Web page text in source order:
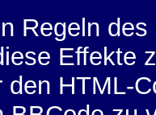
Regeln
Effekte
den HTML-